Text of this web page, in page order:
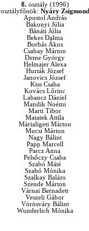
8.osztály (1996)
osztályfőnök: Nyáry Zsigmond
Apostol András
Bakonyi Júlia
Bánáti Júlia
Bekes Dalma
Borbás Ákos
Csabay Márton
Deme György
Helmajer Alexa
Hurták József
Janovics József
Kiss Csaba
Kovács Lőrinc
Labancz Dániel
Mandik Noémi
Marti Tibor
Matatek Attila
Márialigeti Márton
Mucsi Márton
Nagy Bálint
Papp Marcell
Parcz Anna
Pelsőczy Csaba
Szabó Máté
Szabó Mónika
Szalkay Balázs
Szende Márton
Várnai Bernadett
Veszeli Gábor
Vörösváry Bálint
Wunderlich Mónika